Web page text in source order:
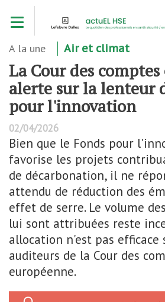
contenu
A la une Air et climat
La Cour des
alerte sur la lenteur
pour l'innovation
02/04/2026
Bien que le Fonds pour
favorise les projets
de décarbonation, il ne
attendu de réduction des
effet de serre. Le volume
lui sont attribuées reste
allocation n'est pas efficace
auditeurs de la Cour des
européenne.